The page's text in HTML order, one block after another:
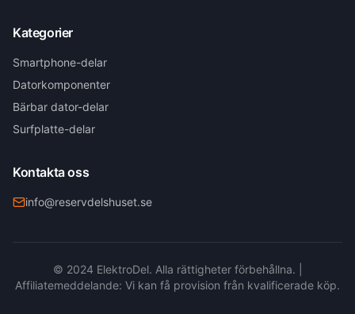
Kategorier
Smartphone-delar
Datorkomponenter
Bärbar dator-delar
Surfplatte-delar
Kontakta oss
info@reservdelshuset.se
© 2024 ElektroDel. Alla rättigheter förbehållna. |
Affiliatemeddelande: Vi kan få provision från kvalificerade köp.